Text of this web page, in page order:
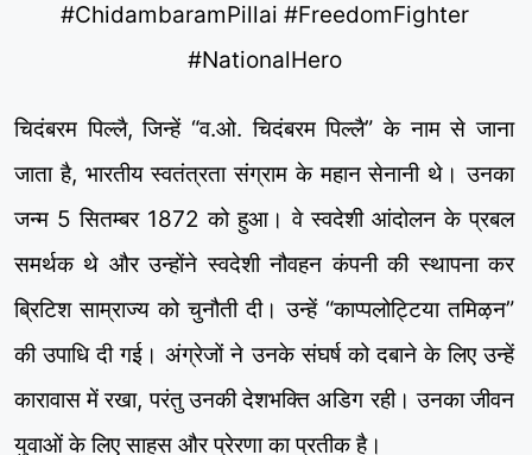
#ChidambaramPillai #FreedomFighter
#NationalHero
चिदंबरम पिल्लै, जिन्हें “व.ओ. चिदंबरम पिल्लै” के नाम से जाना
जाता है, भारतीय स्वतंत्रता संग्राम के महान सेनानी थे। उनका
जन्म 5 सितम्बर 1872 को हुआ। वे स्वदेशी आंदोलन के प्रबल
समर्थक थे और उन्होंने स्वदेशी नौवहन कंपनी की स्थापना कर
ब्रिटिश साम्राज्य को चुनौती दी। उन्हें “काप्पलोट्टिया तमिऴन”
की उपाधि दी गई। अंग्रेजों ने उनके संघर्ष को दबाने के लिए उन्हें
कारावास में रखा, परंतु उनकी देशभक्ति अडिग रही। उनका जीवन
युवाओं के लिए साहस और प्रेरणा का प्रतीक है।